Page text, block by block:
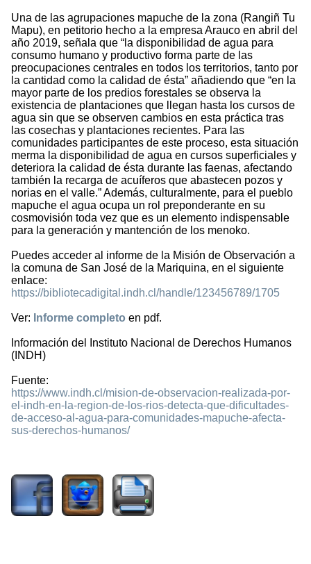
Una de las agrupaciones mapuche de la zona (Rangiñ Tu
Mapu), en petitorio hecho a la empresa Arauco en abril del
año 2019, señala que “la disponibilidad de agua para
consumo humano y productivo forma parte de las
preocupaciones centrales en todos los territorios, tanto por
la cantidad como la calidad de ésta” añadiendo que “en la
mayor parte de los predios forestales se observa la
existencia de plantaciones que llegan hasta los cursos de
agua sin que se observen cambios en esta práctica tras
las cosechas y plantaciones recientes. Para las
comunidades participantes de este proceso, esta situación
merma la disponibilidad de agua en cursos superficiales y
deteriora la calidad de ésta durante las faenas, afectando
también la recarga de acuíferos que abastecen pozos y
norias en el valle.” Además, culturalmente, para el pueblo
mapuche el agua ocupa un rol preponderante en su
cosmovisión toda vez que es un elemento indispensable
para la generación y mantención de los menoko.
Puedes acceder al informe de la Misión de Observación a
la comuna de San José de la Mariquina, en el siguiente
enlace:
https://bibliotecadigital.indh.cl/handle/123456789/1705
Ver: Informe completo en pdf.
Información del Instituto Nacional de Derechos Humanos
(INDH)
Fuente:
https://www.indh.cl/mision-de-observacion-realizada-por-
el-indh-en-la-region-de-los-rios-detecta-que-dificultades-
de-acceso-al-agua-para-comunidades-mapuche-afecta-
sus-derechos-humanos/